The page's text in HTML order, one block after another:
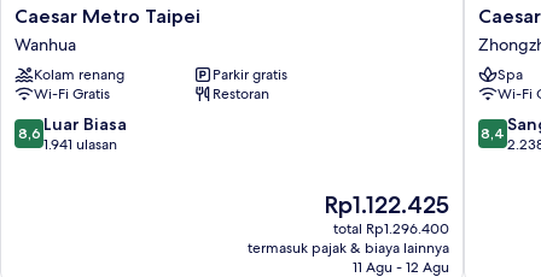
Caesar
Metro
Taipei
Wanhua
Caesar Metro Taipei
Wanhua
Kolam renang
Parkir gratis
Wi-Fi Gratis
Restoran
8.6
dari
8,6 Luar Biasa
1.941 ulasan
Harga
sekarang
Rp1.122.425
Rp1.122.425
total Rp1.296.400
termasuk pajak & biaya lainnya
11 Agu - 12 Agu
Caesar
Park
Hotel
Taipei
Spa
Wi-Fi
8.4
dari
8,4